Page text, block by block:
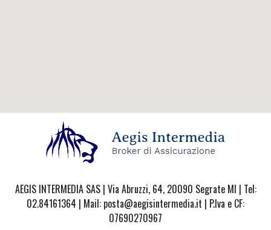
AEGIS INTERMEDIA SAS | Via Abruzzi, 64, 20090 Segrate MI | Tel:
02.84161364 | Mail: posta@aegisintermedia.it | P.Iva e CF:
07690270967